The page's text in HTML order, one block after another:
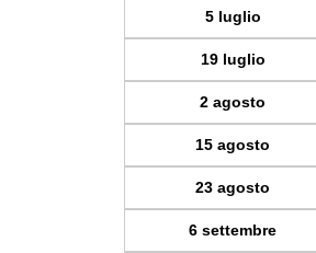
5 luglio
19 luglio
2 agosto
15 agosto
23 agosto
6 settembre